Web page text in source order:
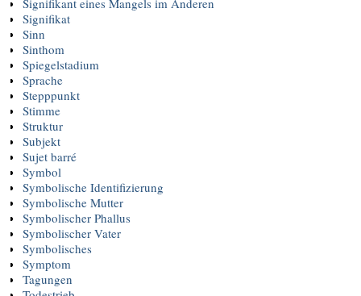
Signifikant eines Mangels im Anderen
Signifikat
Sinn
Sinthom
Spiegelstadium
Sprache
Stepppunkt
Stimme
Struktur
Subjekt
Sujet barré
Symbol
Symbolische Identifizierung
Symbolische Mutter
Symbolischer Phallus
Symbolischer Vater
Symbolisches
Symptom
Tagungen